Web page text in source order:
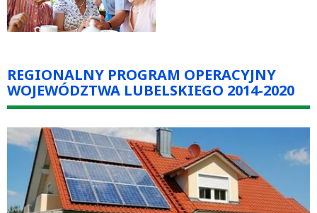
REGIONALNY PROGRAM OPERACYJNY
WOJEWÓDZTWA LUBELSKIEGO 2014-2020